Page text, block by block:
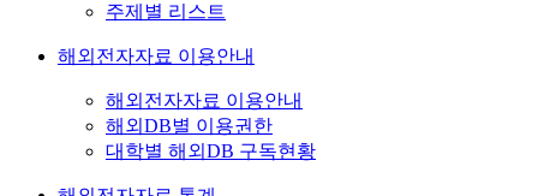
주제별 리스트
해외전자자료 이용안내
해외전자자료 이용안내
해외DB별 이용권한
대학별 해외DB 구독현황